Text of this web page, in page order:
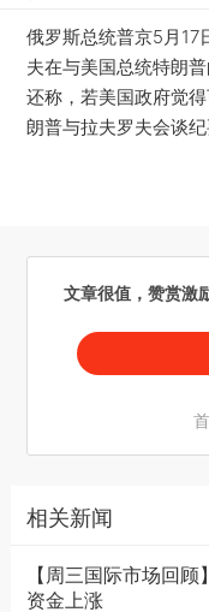
俄罗斯总统普京5月17
夫在与美国总统特朗
还称，若美国政府觉
朗普与拉夫罗夫会谈
文章很值，赞赏激
相关新闻
【周三国际市场回
资金上涨